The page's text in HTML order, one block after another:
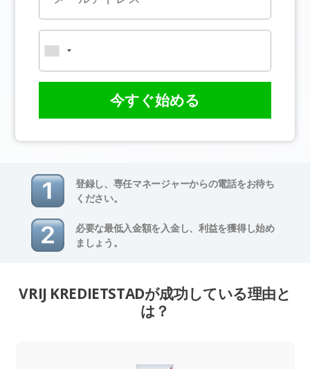
今すぐ始める
登録し、専任マネージャーからの電話をお待ち
ください。
必要な最低入金額を入金し、利益を獲得し始め
ましょう。
VRIJ KREDIETSTADが成功している理由と
は？